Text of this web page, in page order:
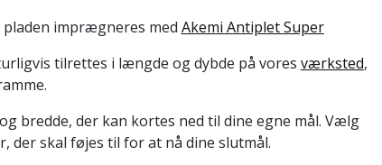
imprægneres med Akemi Antiplet Super
tilrettes i længde og dybde på vores værksted,
bredde, der kan kortes ned til dine egne mål. Vælg
skal føjes til for at nå dine slutmål.